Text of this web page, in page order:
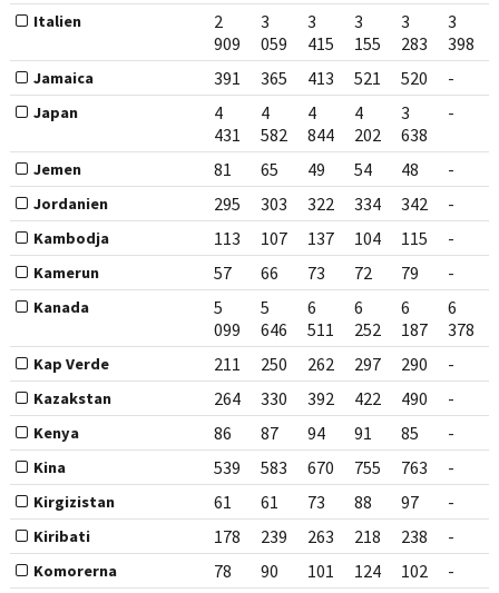
Italien
2
909
3
059
3
415
3
155
3
283
3
398
Jamaica 391 365 413 521 520 -
Japan
4
431
4
582
4
844
4
202
3
638
-
Jemen 81 65 49 54 48 -
Jordanien 295 303 322 334 342 -
Kambodja 113 107 137 104 115 -
Kamerun 57 66 73 72 79 -
Kanada
5
099
5
646
6
511
6
252
6
187
6
378
Kap Verde 211 250 262 297 290 -
Kazakstan 264 330 392 422 490 -
Kenya 86 87 94 91 85 -
Kina 539 583 670 755 763 -
Kirgizistan 61 61 73 88 97 -
Kiribati 178 239 263 218 238 -
Komorerna 78 90 101 124 102 -